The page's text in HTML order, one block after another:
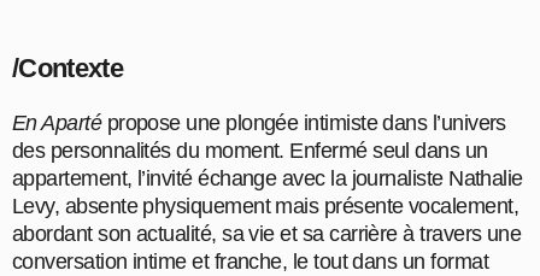
/Contexte
En Apartépropose une plongée intimiste dans l’univers
des personnalités du moment. Enfermé seul dans un
appartement, l’invité échange avec la journaliste Nathalie
Levy, absente physiquement mais présente vocalement,
abordant son actualité, sa vie et sa carrière à travers une
conversation intime et franche, le tout dans un format